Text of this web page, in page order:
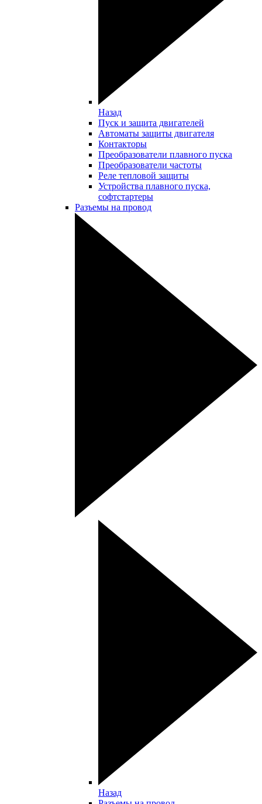
Назад
Пуск и защита двигателей
Автоматы защиты двигателя
Контакторы
Преобразователи плавного пуска
Преобразователи частоты
Реле тепловой защиты
Устройства плавного пуска,
софтстартеры
Разъемы на провод
Назад